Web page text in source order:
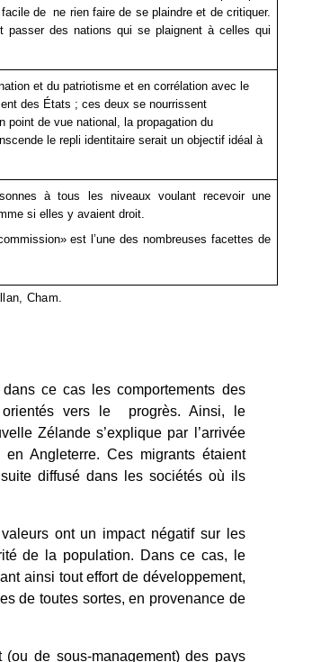
de ne rien faire de se plaindre et de critiquer.
passer des nations qui se plaignent à celles qui
et du patriotisme et en corrélation avec le
des États ; ces deux se nourrissent
point de vue national, la propagation du
le repli identitaire serait un objectif idéal à
à tous les niveaux voulant recevoir une
si elles y avaient droit.
est l’une des nombreuses facettes de
Cham.
ce cas les comportements des
orientés vers le progrès. Ainsi, le
Zélande s’explique par l’arrivée
Angleterre. Ces migrants étaient
diffusé dans les sociétés où ils
ont un impact négatif sur les
de la population. Dans ce cas, le
ainsi tout effort de développement,
de toutes sortes, en provenance de
de sous-management) des pays